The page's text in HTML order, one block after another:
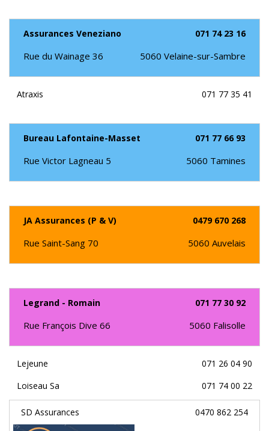
Assurances Veneziano 071 74 23 16
Rue du Wainage 36 5060 Velaine-sur-Sambre
Atraxis 071 77 35 41
Bureau Lafontaine-Masset 071 77 66 93
Rue Victor Lagneau 5 5060 Tamines
JA Assurances (P & V) 0479 670 268
Rue Saint-Sang 70 5060 Auvelais
Legrand - Romain 071 77 30 92
Rue François Dive 66 5060 Falisolle
Lejeune
071 26 04 90
Loiseau Sa
071 74 00 22
SD Assurances 0470 862 254